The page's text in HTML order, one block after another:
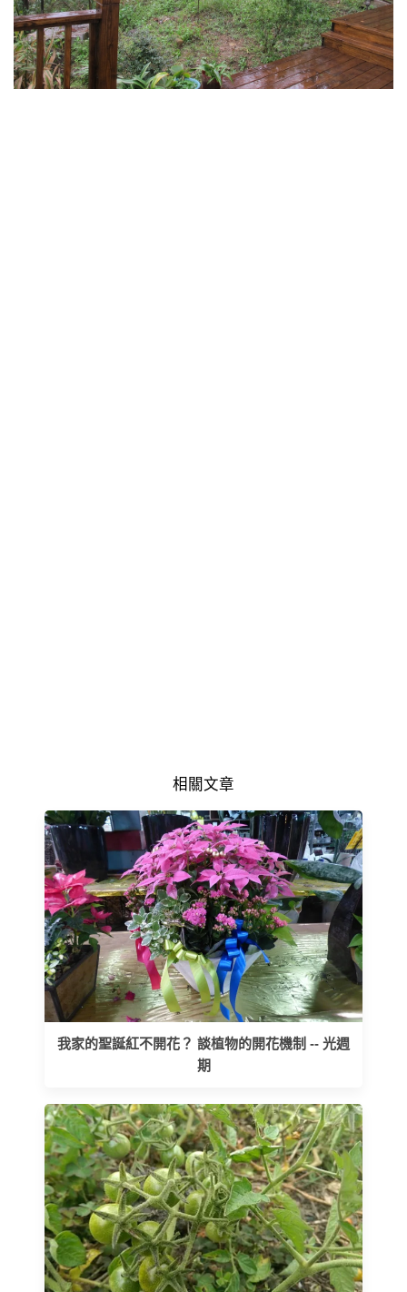
相關文章
我家的聖誕紅不開花？ 談植物的開花機制 -- 光週
期